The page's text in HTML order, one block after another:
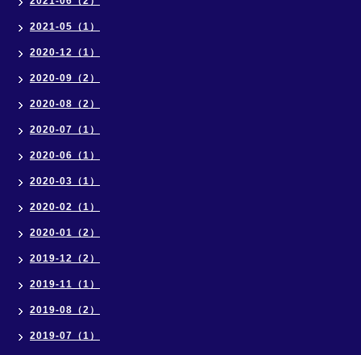
2021-05（1）
2020-12（1）
2020-09（2）
2020-08（2）
2020-07（1）
2020-06（1）
2020-03（1）
2020-02（1）
2020-01（2）
2019-12（2）
2019-11（1）
2019-08（2）
2019-07（1）